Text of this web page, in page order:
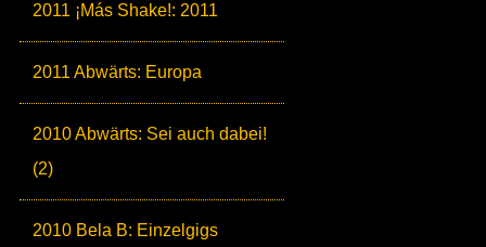
2011 ¡Más Shake!: 2011
2011 Abwärts: Europa
2010 Abwärts: Sei auch dabei!
(2)
2010 Bela B: Einzelgigs